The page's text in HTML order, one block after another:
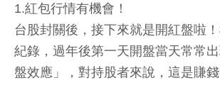
1.紅包行情有機會！
台股封關後，接下來就是開紅盤啦
紀錄，過年後第一天開盤當天常常
盤效應」，對持股者來說，這是賺